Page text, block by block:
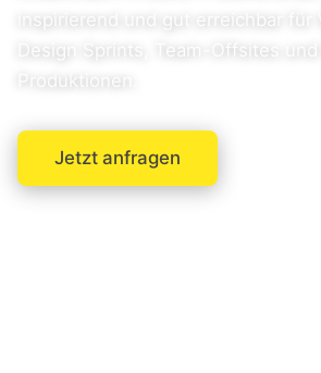
inspirierend und gut erreichbar für
Design Sprints, Team-Offsites und
Produktionen.
Jetzt anfragen